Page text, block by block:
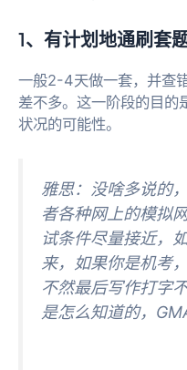
1、有计划地通刷套
一般2-4天做一套，并查
差不多。这一阶段的目的
状况的可能性。
雅思：没啥多说的
者各种网上的模拟
试条件尽量接近，
来，如果你是机考
不然最后写作打字
是怎么知道的，